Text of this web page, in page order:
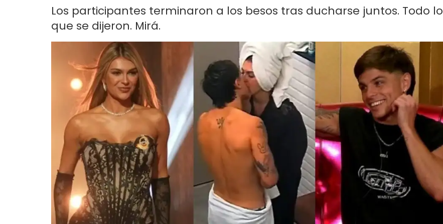
Los participantes terminaron a los besos tras ducharse juntos. Todo lo
que se dijeron. Mirá.